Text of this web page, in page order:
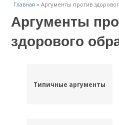
Главная »Аргументы против
Аргументы
здорового
Типичные аргументы